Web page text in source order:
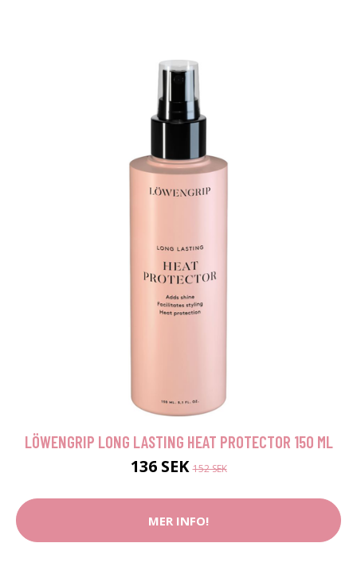
LÖWENGRIP LONG LASTING HEAT PROTECTOR 150 ML
136 SEK152 SEK
MER INFO!